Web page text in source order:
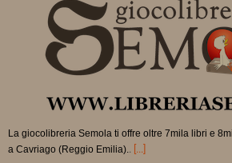
La giocolibreria Semola ti offre oltre 7mila libri e
a Cavriago (Reggio Emilia).. [...]